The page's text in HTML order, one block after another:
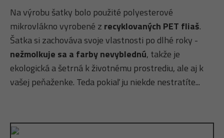
Na výrobu šatky bolo použité polyesterové
mikrovlákno vyrobené z recyklovaných PET fliaš.
Šatka si zachováva svoje vlastnosti po dlhé roky -
nežmolkuje sa a farby nevyblednú, takže je
ekologická a šetrná k životnému prostrediu, ale aj k
vašej peňaženke. Teda pokiaľ ju niekde nestratíte...